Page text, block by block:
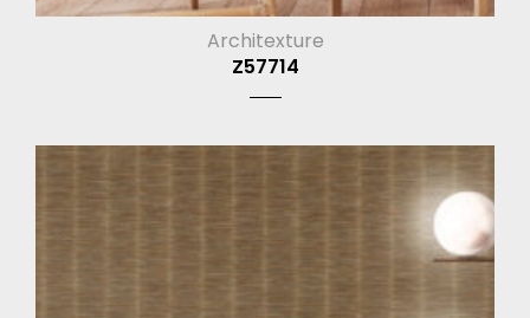
Architexture
Z57714